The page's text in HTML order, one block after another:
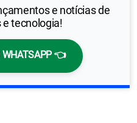
e notícias de
tecnologia!
👈